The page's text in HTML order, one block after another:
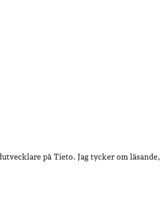
på Tieto. Jag tycker om